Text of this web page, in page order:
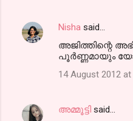
Nisha said…
അജിത്തിന്റെ
പൂര്‍ണ്ണമായും
14 August 2012 at
അമ്മൂട്ടി said…